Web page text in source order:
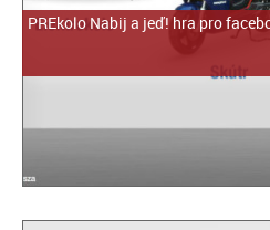
PREkolo Nabij a jeď! hra pro